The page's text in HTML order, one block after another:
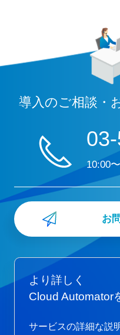
導入のご相談・
10:00
お
より詳しく
Cloud Automator
サービスの詳細な説